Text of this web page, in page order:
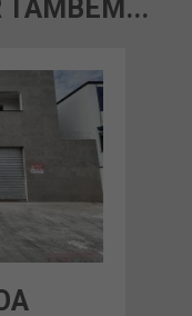
TAMBÉM...